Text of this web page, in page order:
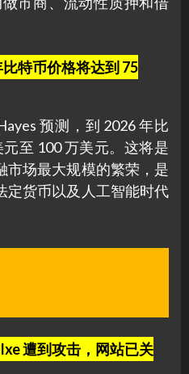
特币价格将达到 75
预测，到 2026 年比
至 100 万美元。这将是
市场最大规模的繁荣，是
定货币以及人工智能时代
遭到攻击，网站已关